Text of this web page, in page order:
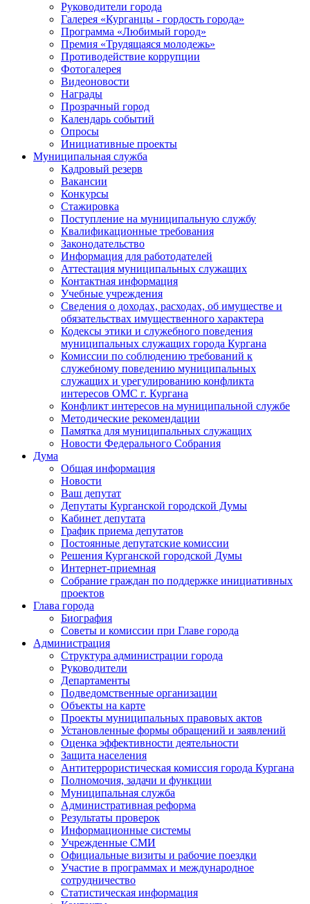
Руководители города
Галерея «Курганцы - гордость города»
Программа «Любимый город»
Премия «Трудящаяся молодежь»
Противодействие коррупции
Фотогалерея
Видеоновости
Награды
Прозрачный город
Календарь событий
Опросы
Инициативные проекты
Муниципальная служба
Кадровый резерв
Вакансии
Конкурсы
Стажировка
Поступление на муниципальную службу
Квалификационные требования
Законодательство
Информация для работодателей
Аттестация муниципальных служащих
Контактная информация
Учебные учреждения
Сведения о доходах, расходах, об имуществе и
обязательствах имущественного характера
Кодексы этики и служебного поведения
муниципальных служащих города Кургана
Комиссии по соблюдению требований к
служебному поведению муниципальных
служащих и урегулированию конфликта
интересов ОМС г. Кургана
Конфликт интересов на муниципальной службе
Методические рекомендации
Памятка для муниципальных служащих
Новости Федерального Cобрания
Дума
Общая информация
Новости
Ваш депутат
Депутаты Курганской городской Думы
Кабинет депутата
График приема депутатов
Постоянные депутатские комиссии
Решения Курганской городской Думы
Интернет-приемная
Собрание граждан по поддержке инициативных
проектов
Глава города
Биография
Советы и комиссии при Главе города
Администрация
Структура администрации города
Руководители
Департаменты
Подведомственные организации
Объекты на карте
Проекты муниципальных правовых актов
Установленные формы обращений и заявлений
Оценка эффективности деятельности
Защита населения
Антитеррористическая комиссия города Кургана
Полномочия, задачи и функции
Муниципальная служба
Административная реформа
Результаты проверок
Информационные системы
Учрежденные СМИ
Официальные визиты и рабочие поездки
Участие в программах и международное
сотрудничество
Статистическая информация